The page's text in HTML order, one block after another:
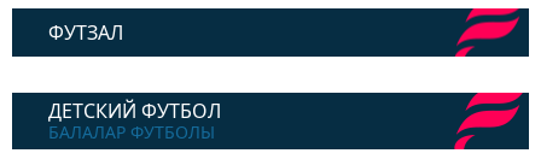
ФУТЗАЛ
ДЕТСКИЙ ФУТБОЛ
БАЛАЛАР ФУТБОЛЫ